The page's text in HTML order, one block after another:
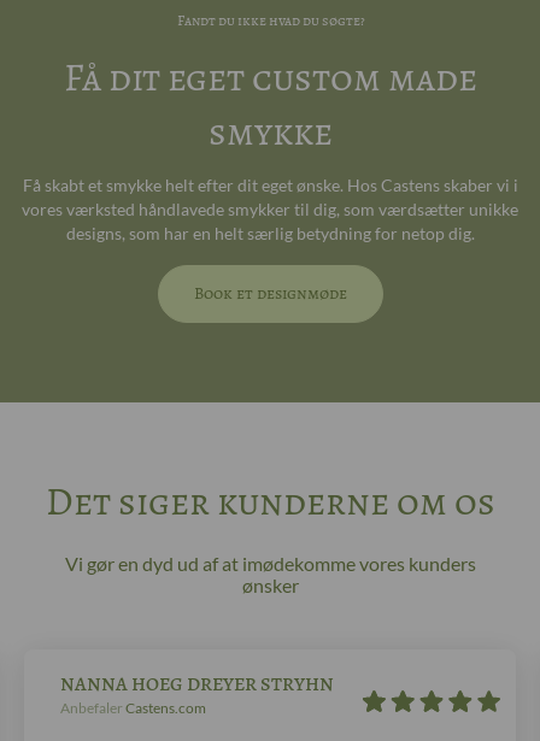
Fandt du ikke hvad du søgte?
Få dit eget custom made
smykke
Få skabt et smykke helt efter dit eget ønske. Hos Castens skaber vi i
vores værksted håndlavede smykker til dig, som værdsætter unikke
designs, som har en helt særlig betydning for netop dig.
Book et designmøde
Det siger kunderne om os
Vi gør en dyd ud af at imødekomme vores kunders
ønsker
NANNA HOEG DREYER STRYHN
Anbefaler Castens.com